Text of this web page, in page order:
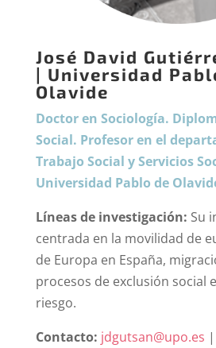
José David
| Universidad
Olavide
Doctor en Sociología.
Social. Profesor en el
Trabajo Social y Servicios
Universidad Pablo de
Líneas de investigación: Su
centrada en la movilidad de
de Europa en España,
procesos de exclusión social
riesgo.
Contacto: jdgutsan@upo.es |